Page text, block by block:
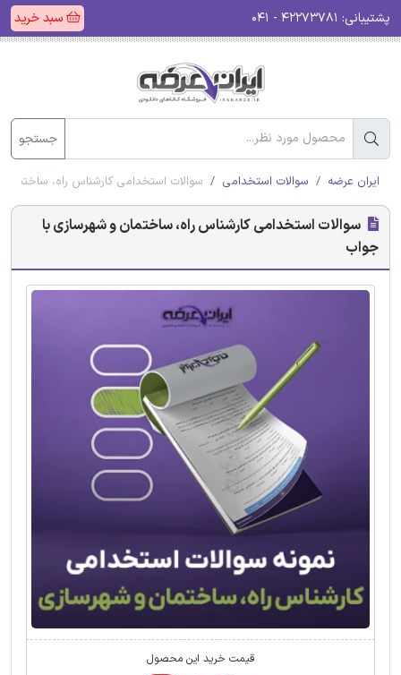
پشتیبانی: سبد خرید
جستجو
ایران عرضه سوالات استخدامی سوالات استخدامی کارشناس راه،
سوالات استخدامی کارشناس راه، ساختمان و شهرسازی با
جواب
قیمت خرید این محصول